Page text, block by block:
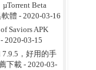
µTorrent Beta
軟體 - 2020-03-16
Saviors APK
2020-03-15
7.9.5，好用的手
下載- 2020-03-